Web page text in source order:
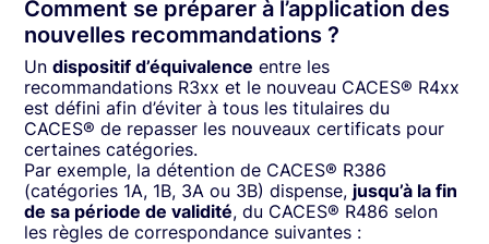
Comment se préparer à l’application des
nouvelles recommandations ?
Undispositif d’équivalence entre les
recommandations R3xx et le nouveau CACES® R4xx
est défini afin d’éviter à tous les titulaires du
CACES® de repasser les nouveaux certificats pour
certaines catégories.
Par exemple, la détention de CACES® R386
(catégories 1A, 1B, 3A ou 3B) dispense, jusqu’à la fin
de sa période de validité, du CACES® R486 selon
les règles de correspondance suivantes :